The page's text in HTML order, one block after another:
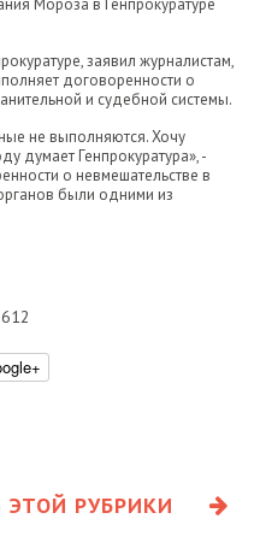
Мороза в Генпрокуратуре
заявил журналистам,
договоренности о
и судебной системы.
не выполняются. Хочу
думает Генпрокуратура», -
о невмешательстве в
были одними из
612
РУБРИКИ